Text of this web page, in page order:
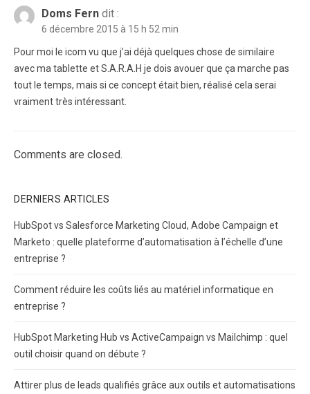
Doms Fern dit :
6 décembre 2015 à 15 h 52 min
Pour moi le icom vu que j’ai déjà quelques chose de similaire
avec ma tablette et S.A.R.A.H je dois avouer que ça marche pas
tout le temps, mais si ce concept était bien, réalisé cela serai
vraiment très intéressant.
Comments are closed.
DERNIERS ARTICLES
HubSpot vs Salesforce Marketing Cloud, Adobe Campaign et
Marketo : quelle plateforme d’automatisation à l’échelle d’une
entreprise ?
Comment réduire les coûts liés au matériel informatique en
entreprise ?
HubSpot Marketing Hub vs ActiveCampaign vs Mailchimp : quel
outil choisir quand on débute ?
Attirer plus de leads qualifiés grâce aux outils et automatisations